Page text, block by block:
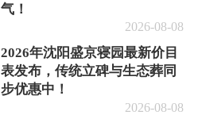
气！
2026-08-08
2026年沈阳盛京寝园最新价目
表发布，传统立碑与生态葬同
步优惠中！
2026-08-08